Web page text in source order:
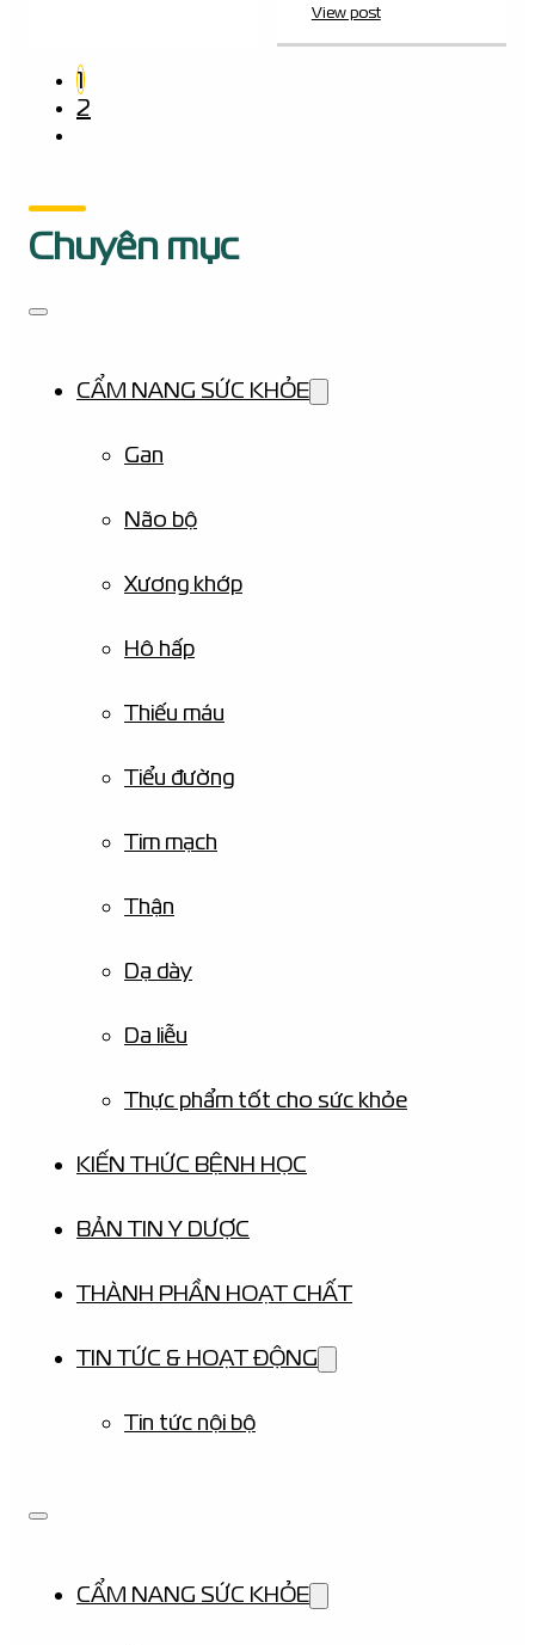
View post
1
2
Chuyên mục
CẨM NANG SỨC KHỎE
Gan
Não bộ
Xương khớp
Hô hấp
Thiếu máu
Tiểu đường
Tim mạch
Thận
Dạ dày
Da liễu
Thực phẩm tốt cho sức khỏe
KIẾN THỨC BỆNH HỌC
BẢN TIN Y DƯỢC
THÀNH PHẦN HOẠT CHẤT
TIN TỨC & HOẠT ĐỘNG
Tin tức nội bộ
CẨM NANG SỨC KHỎE